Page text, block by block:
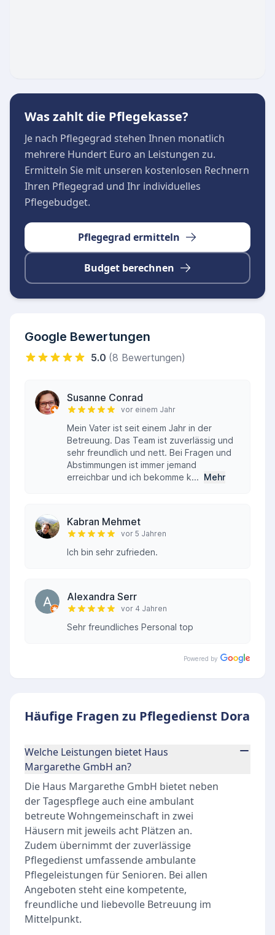
tagsüber bestens versorgt und unterhalten
werden, können die Familienmitglieder beruhigt
ihrem Alltag nachgehen oder neue Kraft
schöpfen. Das zuverlässige Personal zeichnet
sich durch hohe Kompetenz, ständige
Erreichbarkeit und eine reibungslose
Organisation im Hintergrund aus, sodass eine
vertrauensvolle Zusammenarbeit stets
gewährleistet ist.
Was zahlt die Pflegekasse?
Je nach Pflegegrad stehen Ihnen monatlich
mehrere Hundert Euro an Leistungen zu.
Ermitteln Sie mit unseren kostenlosen Rechnern
Ihren Pflegegrad und Ihr individuelles
Pflegebudget.
Pflegegrad ermitteln
Budget berechnen
Google Bewertungen
5.0 (8 Bewertungen)
Susanne Conrad
vor einem Jahr
Mein Vater ist seit einem Jahr in der
Betreuung. Das Team ist zuverlässig und
sehr freundlich und nett. Bei Fragen und
Abstimmungen ist immer jemand
erreichbar und ich bekomme k... Mehr
Kabran Mehmet
vor 5 Jahren
Ich bin sehr zufrieden.
Alexandra Serr
vor 4 Jahren
Sehr freundliches Personal top
Powered by
Häufige Fragen zu Pflegedienst Dora
Welche Leistungen bietet Haus
Margarethe GmbH an?
Die Haus Margarethe GmbH bietet neben
der Tagespflege auch eine ambulant
betreute Wohngemeinschaft in zwei
Häusern mit jeweils acht Plätzen an.
Zudem übernimmt der zuverlässige
Pflegedienst umfassende ambulante
Pflegeleistungen für Senioren. Bei allen
Angeboten steht eine kompetente,
freundliche und liebevolle Betreuung im
Mittelpunkt.